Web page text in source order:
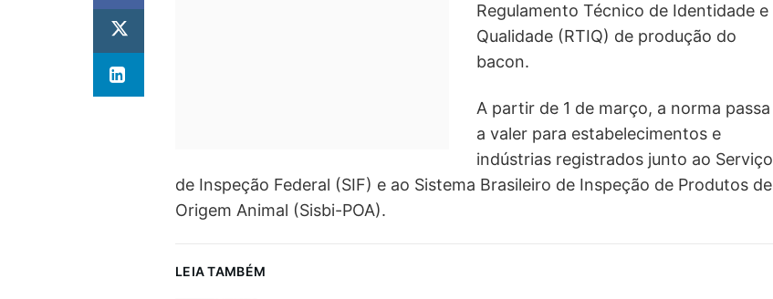
Regulamento Técnico de Identidade e
Qualidade (RTIQ) de produção do
bacon.
A partir de 1 de março, a norma passa
a valer para estabelecimentos e
indústrias registrados junto ao Serviço
de Inspeção Federal (SIF) e ao Sistema Brasileiro de Inspeção de Produtos de
Origem Animal (Sisbi-POA).
LEIA TAMBÉM